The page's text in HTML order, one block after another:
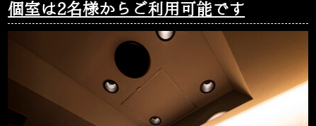
個室は2名様からご利用可能です